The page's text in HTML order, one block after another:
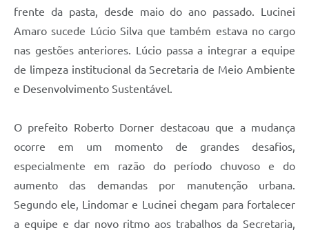
frente da pasta, desde maio do ano passado. Lucinei
Amaro sucede Lúcio Silva que também estava no cargo
nas gestões anteriores. Lúcio passa a integrar a equipe
de limpeza institucional da Secretaria de Meio Ambiente
e Desenvolvimento Sustentável.
O prefeito Roberto Dorner destacoau que a mudança
ocorre em um momento de grandes desafios,
especialmente em razão do período chuvoso e do
aumento das demandas por manutenção urbana.
Segundo ele, Lindomar e Lucinei chegam para fortalecer
a equipe e dar novo ritmo aos trabalhos da Secretaria,